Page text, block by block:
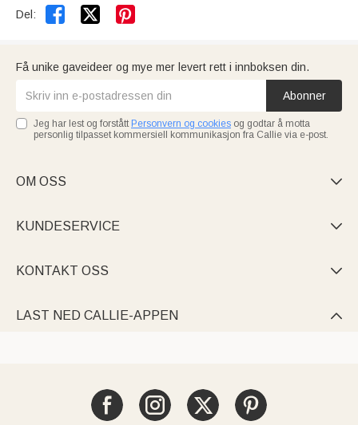
Del:  
Få unike gaveideer og mye mer levert rett i innboksen din.
Abonner
Jeg har lest og forstått Personvern og cookies og godtar å motta
personlig tilpasset kommersiell kommunikasjon fra Callie via e-post.
OM OSS 
KUNDESERVICE 
KONTAKT OSS 
LAST NED CALLIE-APPEN 